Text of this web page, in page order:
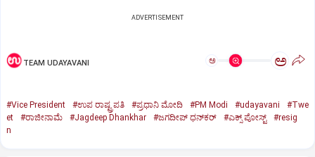
ADVERTISEMENT
TEAM UDAYAVANI ಅ ಅ
#Vice President #ಉಪ ರಾಷ್ಟ್ರಪತಿ #ಪ್ರಧಾನಿ ಮೋದಿ #PM Modi #udayavani
#Twe
et
#ರಾಜೀನಾಮೆ #Jagdeep Dhankhar #ಜಗದೀಪ್‌ ಧನ್‌ಕರ್‌ #ಎಕ್ಸ್‌ ಪೋಸ್ಟ್
#resig
n